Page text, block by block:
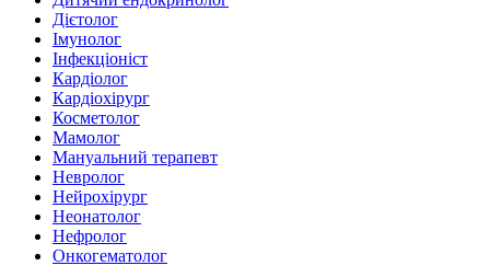
Дієтолог
Імунолог
Інфекціоніст
Кардіолог
Кардіохірург
Косметолог
Мамолог
Мануальний терапевт
Невролог
Нейрохірург
Неонатолог
Нефролог
Онкогематолог